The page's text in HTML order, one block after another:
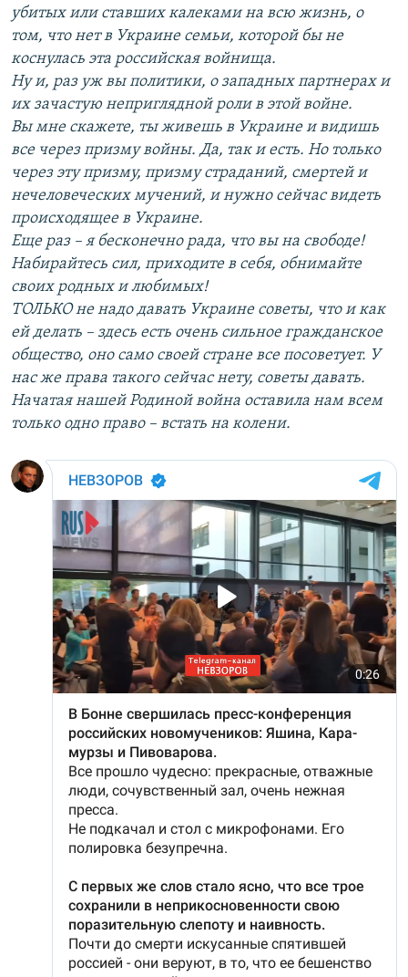
убитых или ставших калеками на всю жизнь, о
том, что нет в Украине семьи, которой бы не
коснулась эта российская войнища.
Ну и, раз уж вы политики, о западных партнерах и
их зачастую неприглядной роли в этой войне.
Вы мне скажете, ты живешь в Украине и видишь
все через призму войны. Да, так и есть. Но только
через эту призму, призму страданий, смертей и
нечеловеческих мучений, и нужно сейчас видеть
происходящее в Украине.
Еще раз – я бесконечно рада, что вы на свободе!
Набирайтесь сил, приходите в себя, обнимайте
своих родных и любимых!
ТОЛЬКО не надо давать Украине советы, что и как
ей делать – здесь есть очень сильное гражданское
общество, оно само своей стране все посоветует. У
нас же права такого сейчас нету, советы давать.
Начатая нашей Родиной война оставила нам всем
только одно право – встать на колени.